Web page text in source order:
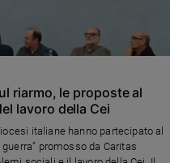
riarmo, le proposte al
lavoro della Cei
italiane hanno partecipato al
promosso da Caritas